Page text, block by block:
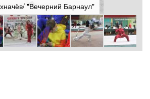
"Вечерний Барнаул"